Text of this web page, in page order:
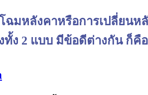
ฉมหลังคาหรือการเปลี่ยน
ทั้ง 2 แบบ มีข้อดีต่างกัน ก็คือ